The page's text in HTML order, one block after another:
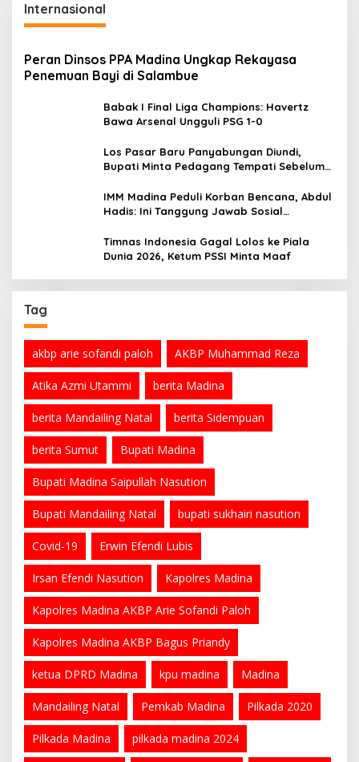
Internasional
Peran Dinsos PPA Madina Ungkap Rekayasa
Penemuan Bayi di Salambue
Babak I Final Liga Champions: Havertz
Bawa Arsenal Ungguli PSG 1-0
Los Pasar Baru Panyabungan Diundi,
Bupati Minta Pedagang Tempati Sebelum
IMM Madina Peduli Korban Bencana, Abdul
Hadis: Ini Tanggung Jawab Sosial
Timnas Indonesia Gagal Lolos ke Piala
Dunia 2026, Ketum PSSI Minta Maaf
Tag
akbp arie sofandi paloh AKBP Muhammad Reza
Atika Azmi Utammi berita Madina
berita Mandailing Natal berita Sidempuan
berita Sumut Bupati Madina
Bupati Madina Saipullah Nasution
Bupati Mandailing Natal bupati sukhairi nasution
Covid-19 Erwin Efendi Lubis
Irsan Efendi Nasution Kapolres Madina
Kapolres Madina AKBP Arie Sofandi Paloh
Kapolres Madina AKBP Bagus Priandy
ketua DPRD Madina kpu madina Madina
Mandailing Natal Pemkab Madina Pilkada 2020
Pilkada Madina pilkada madina 2024